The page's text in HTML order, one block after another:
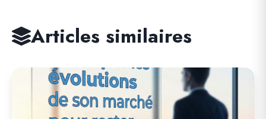
Articles similaires